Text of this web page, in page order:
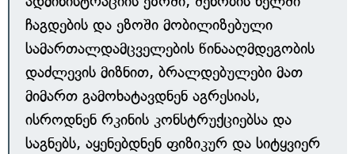
ჩაგდების და ეზოში მობილიზებული
სამართალდამცველების წინააღმდეგობის
დაძლევის მიზნით, ბრალდებულები მათ
მიმართ გამოხატავდნენ აგრესიას,
ისროდნენ რკინის კონსტრუქციებსა და
საგნებს, აყენებდნენ ფიზიკურ და სიტყვიერ